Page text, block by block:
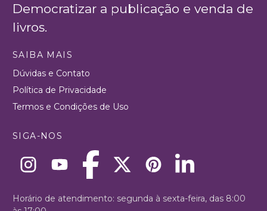
Democratizar a publicação e venda de
livros.
SAIBA MAIS
Dúvidas e Contato
Política de Privacidade
Termos e Condições de Uso
SIGA-NOS
Horário de atendimento: segunda à sexta-feira, das 8:00